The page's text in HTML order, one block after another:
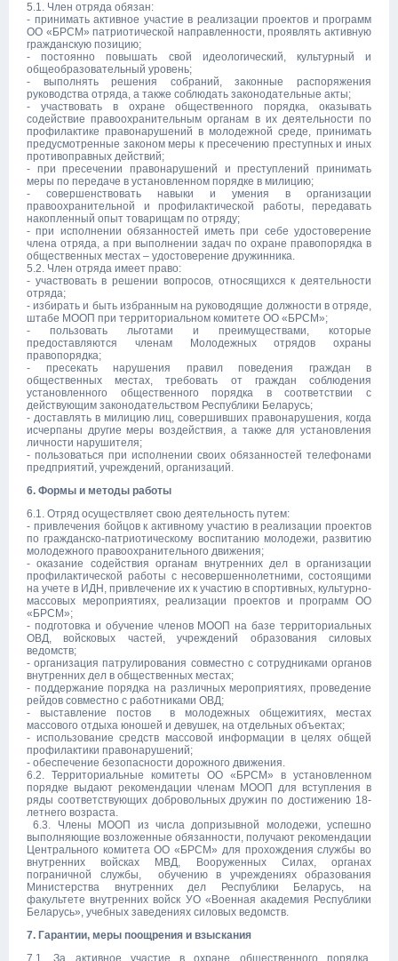
5.1. Член отряда обязан:
- принимать активное участие в реализации проектов и программ
ОО «БРСМ» патриотической направленности, проявлять активную
гражданскую позицию;
- постоянно повышать свой идеологический, культурный и
общеобразовательный уровень;
- выполнять решения собраний, законные распоряжения
руководства отряда, а также соблюдать законодательные акты;
- участвовать в охране общественного порядка, оказывать
содействие правоохранительным органам в их деятельности по
профилактике правонарушений в молодежной среде, принимать
предусмотренные законом меры к пресечению преступных и иных
противоправных действий;
- при пресечении правонарушений и преступлений принимать
меры по передаче в установленном порядке в милицию;
- совершенствовать навыки и умения в организации
правоохранительной и профилактической работы, передавать
накопленный опыт товарищам по отряду;
- при исполнении обязанностей иметь при себе удостоверение
члена отряда, а при выполнении задач по охране правопорядка в
общественных местах – удостоверение дружинника.
5.2. Член отряда имеет право:
- участвовать в решении вопросов, относящихся к деятельности
отряда;
- избирать и быть избранным на руководящие должности в отряде,
штабе МООП при территориальном комитете ОО «БРСМ»;
- пользовать льготами и преимуществами, которые
предоставляются членам Молодежных отрядов охраны
правопорядка;
- пресекать нарушения правил поведения граждан в
общественных местах, требовать от граждан соблюдения
установленного общественного порядка в соответствии с
действующим законодательством Республики Беларусь;
- доставлять в милицию лиц, совершивших правонарушения, когда
исчерпаны другие меры воздействия, а также для установления
личности нарушителя;
- пользоваться при исполнении своих обязанностей телефонами
предприятий, учреждений, организаций.
6. Формы и методы работы
6.1. Отряд осуществляет свою деятельность путем:
- привлечения бойцов к активному участию в реализации проектов
по гражданско-патриотическому воспитанию молодежи, развитию
молодежного правоохранительного движения;
- оказание содействия органам внутренних дел в организации
профилактической работы с несовершеннолетними, состоящими
на учете в ИДН, привлечение их к участию в спортивных, культурно-
массовых мероприятиях, реализации проектов и программ ОО
«БРСМ»;
- подготовка и обучение членов МООП на базе территориальных
ОВД, войсковых частей, учреждений образования силовых
ведомств;
- организация патрулирования совместно с сотрудниками органов
внутренних дел в общественных местах;
- поддержание порядка на различных мероприятиях, проведение
рейдов совместно с работниками ОВД;
- выставление постов в молодежных общежитиях, местах
массового отдыха юношей и девушек, на отдельных объектах;
- использование средств массовой информации в целях общей
профилактики правонарушений;
- обеспечение безопасности дорожного движения.
6.2. Территориальные комитеты ОО «БРСМ» в установленном
порядке выдают рекомендации членам МООП для вступления в
ряды соответствующих добровольных дружин по достижению 18-
летнего возраста.
6.3. Члены МООП из числа допризывной молодежи, успешно
выполняющие возложенные обязанности, получают рекомендации
Центрального комитета ОО «БРСМ» для прохождения службы во
внутренних войсках МВД, Вооруженных Силах, органах
пограничной службы, обучению в учреждениях образования
Министерства внутренних дел Республики Беларусь, на
факультете внутренних войск УО «Военная академия Республики
Беларусь», учебных заведениях силовых ведомств.
7. Гарантии, меры поощрения и взыскания
7.1. За активное участие в охране общественного порядка,